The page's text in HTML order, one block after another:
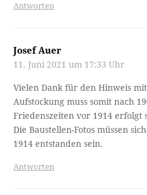
Antworten
Josef Auer
11. Juni 2021 um 17:33 Uhr
Vielen Dank für den Hinweis
Aufstockung muss somit nach
Friedenszeiten vor 1914 erfolgt
Die Baustellen-Fotos müssen
1914 entstanden sein.
Antworten